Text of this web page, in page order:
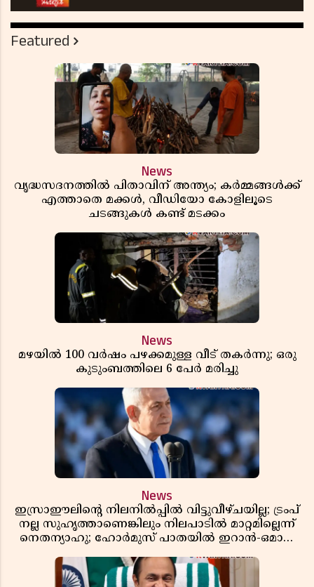
Featured
News
വൃദ്ധസദനത്തിൽ പിതാവിന് അന്ത്യം; കർമ്മങ്ങൾക്ക്
എത്താതെ മക്കൾ, വീഡിയോ കോളിലൂടെ
ചടങ്ങുകൾ കണ്ട് മടക്കം
News
മഴയിൽ 100 വർഷം പഴക്കമുള്ള വീട് തകർന്നു; ഒരു
കുടുംബത്തിലെ 6 പേർ മരിച്ചു
News
ഇസ്രാഈലിന്റെ നിലനിൽപ്പിൽ വിട്ടുവീഴ്ചയില്ല; ട്രംപ്
നല്ല സുഹൃത്താണെങ്കിലും നിലപാടിൽ മാറ്റമില്ലെന്ന്
നെതന്യാഹു; ഹോർമുസ് പാതയിൽ ഇറാൻ-ഒമാൻ